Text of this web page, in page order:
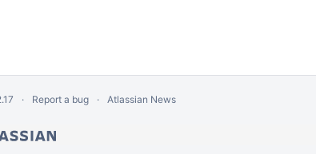
Report a bug Atlassian News